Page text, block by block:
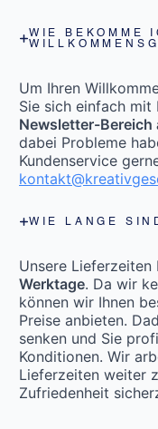
WIE BEKOMME
Um Ihren
Sie sich einfach mit
Newsletter-Bereich
dabei Probleme
Kundenservice
WIE LANGE
Unsere Lieferzeiten
Werktage. Da wir
können wir Ihnen
Preise anbieten.
senken und Sie
Konditionen. Wir
Lieferzeiten weiter
Zufriedenheit